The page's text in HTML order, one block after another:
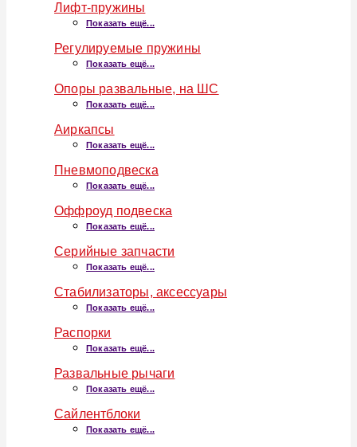
Лифт-пружины
Показать ещё...
Регулируемые пружины
Показать ещё...
Опоры развальные, на ШС
Показать ещё...
Аиркапсы
Показать ещё...
Пневмоподвеска
Показать ещё...
Оффроуд подвеска
Показать ещё...
Серийные запчасти
Показать ещё...
Стабилизаторы, аксессуары
Показать ещё...
Распорки
Показать ещё...
Развальные рычаги
Показать ещё...
Сайлентблоки
Показать ещё...